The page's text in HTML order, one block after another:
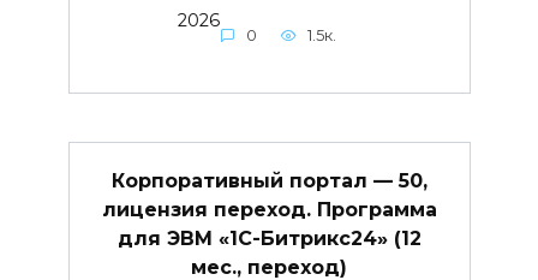
2026
0 1.5к.
Корпоративный портал — 50,
лицензия переход. Программа
для ЭВМ «1С-Битрикс24» (12
мес., переход)